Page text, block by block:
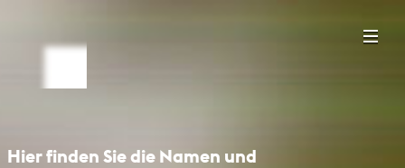
Hier finden Sie die Namen und